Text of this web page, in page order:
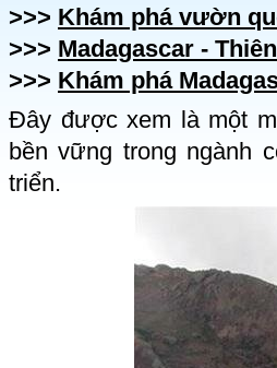
>>> Khám phá vườn
>>> Madagascar -
>>> Khám phá
Đây được xem là một
bền vững trong ngành
triển.